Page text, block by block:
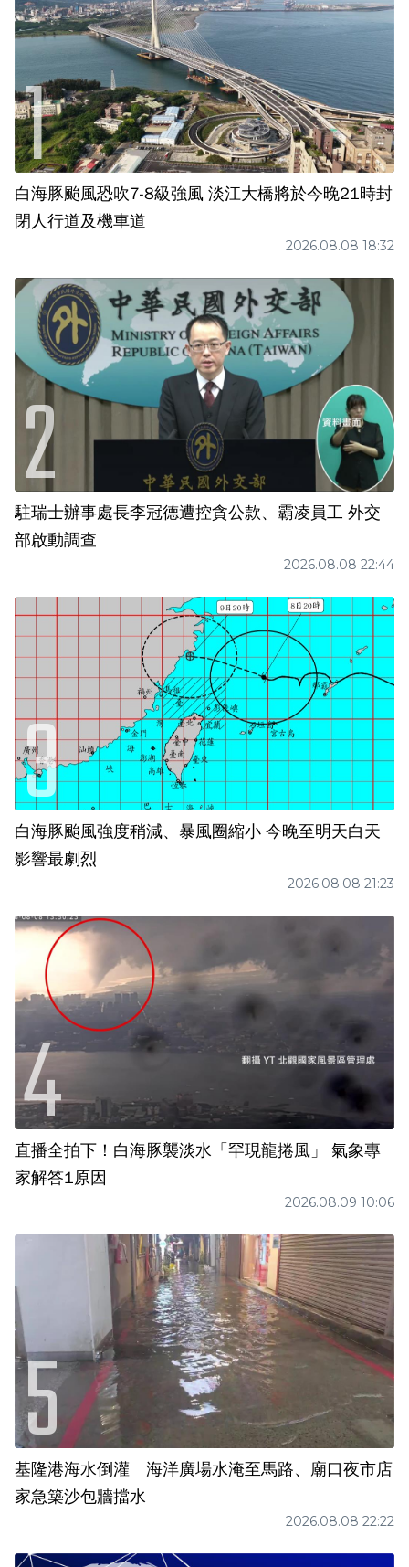
白海豚颱風恐吹7-8級強風 淡江大橋將於今晚21時封
閉人行道及機車道
2026.08.08 18:32
駐瑞士辦事處長李冠德遭控貪公款、霸凌員工 外交
部啟動調查
2026.08.08 22:44
白海豚颱風強度稍減、暴風圈縮小 今晚至明天白天
影響最劇烈
2026.08.08 21:23
直播全拍下！白海豚襲淡水「罕現龍捲風」 氣象專
家解答1原因
2026.08.09 10:06
基隆港海水倒灌 海洋廣場水淹至馬路、廟口夜市店
家急築沙包牆擋水
2026.08.08 22:22